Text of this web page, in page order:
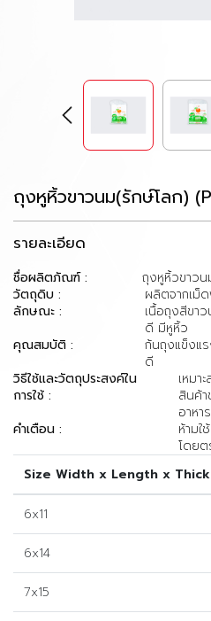
ถุงหูหิ้วขาวนม(รักษ์โลก)
รายละเอียด
ชื่อผลิตภัณฑ์ :
ถุงหูหิ้วขาวน
วัตถุดิบ :
ผลิตจากเม็
ลักษณะ :
เนื้อถุงสีขา
ดี มีหูหิ้ว
คุณสมบัติ :
ก้นถุงแข็งแ
ดี
วิธีใช้และวัตถุประสงค์ใน
การใช้ :
เหมา
สินค้
อาหา
คำเตือน :
ห้ามใ
โดยต
Size Width x Length x
6x11
6x14
7x15